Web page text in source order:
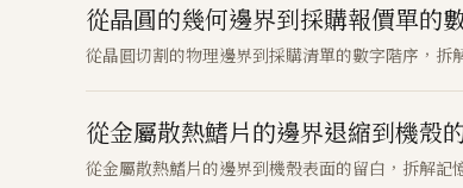
從晶圓的幾何邊界到採購報價單的
從晶圓切割的物理邊界到採購清單的數字階序，拆
從金屬散熱鰭片的邊界退縮到機殼
從金屬散熱鰭片的邊界到機殼表面的留白，拆解